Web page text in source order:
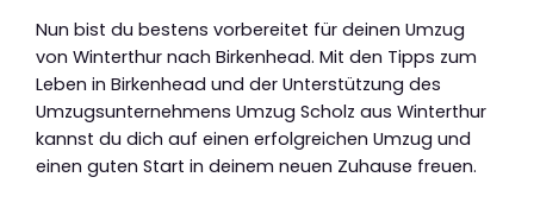
Nun bist du bestens vorbereitet für deinen Umzug
von Winterthur nach Birkenhead. Mit den Tipps zum
Leben in Birkenhead und der Unterstützung des
Umzugsunternehmens Umzug Scholz aus Winterthur
kannst du dich auf einen erfolgreichen Umzug und
einen guten Start in deinem neuen Zuhause freuen.